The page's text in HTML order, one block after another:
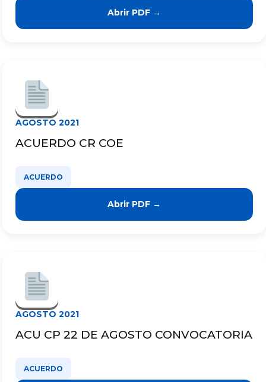
Abrir PDF →
AGOSTO 2021
ACUERDO CR COE
ACUERDO
Abrir PDF →
AGOSTO 2021
ACU CP 22 DE AGOSTO CONVOCATORIA
ACUERDO